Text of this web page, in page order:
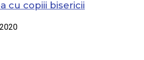
cu copiii bisericii